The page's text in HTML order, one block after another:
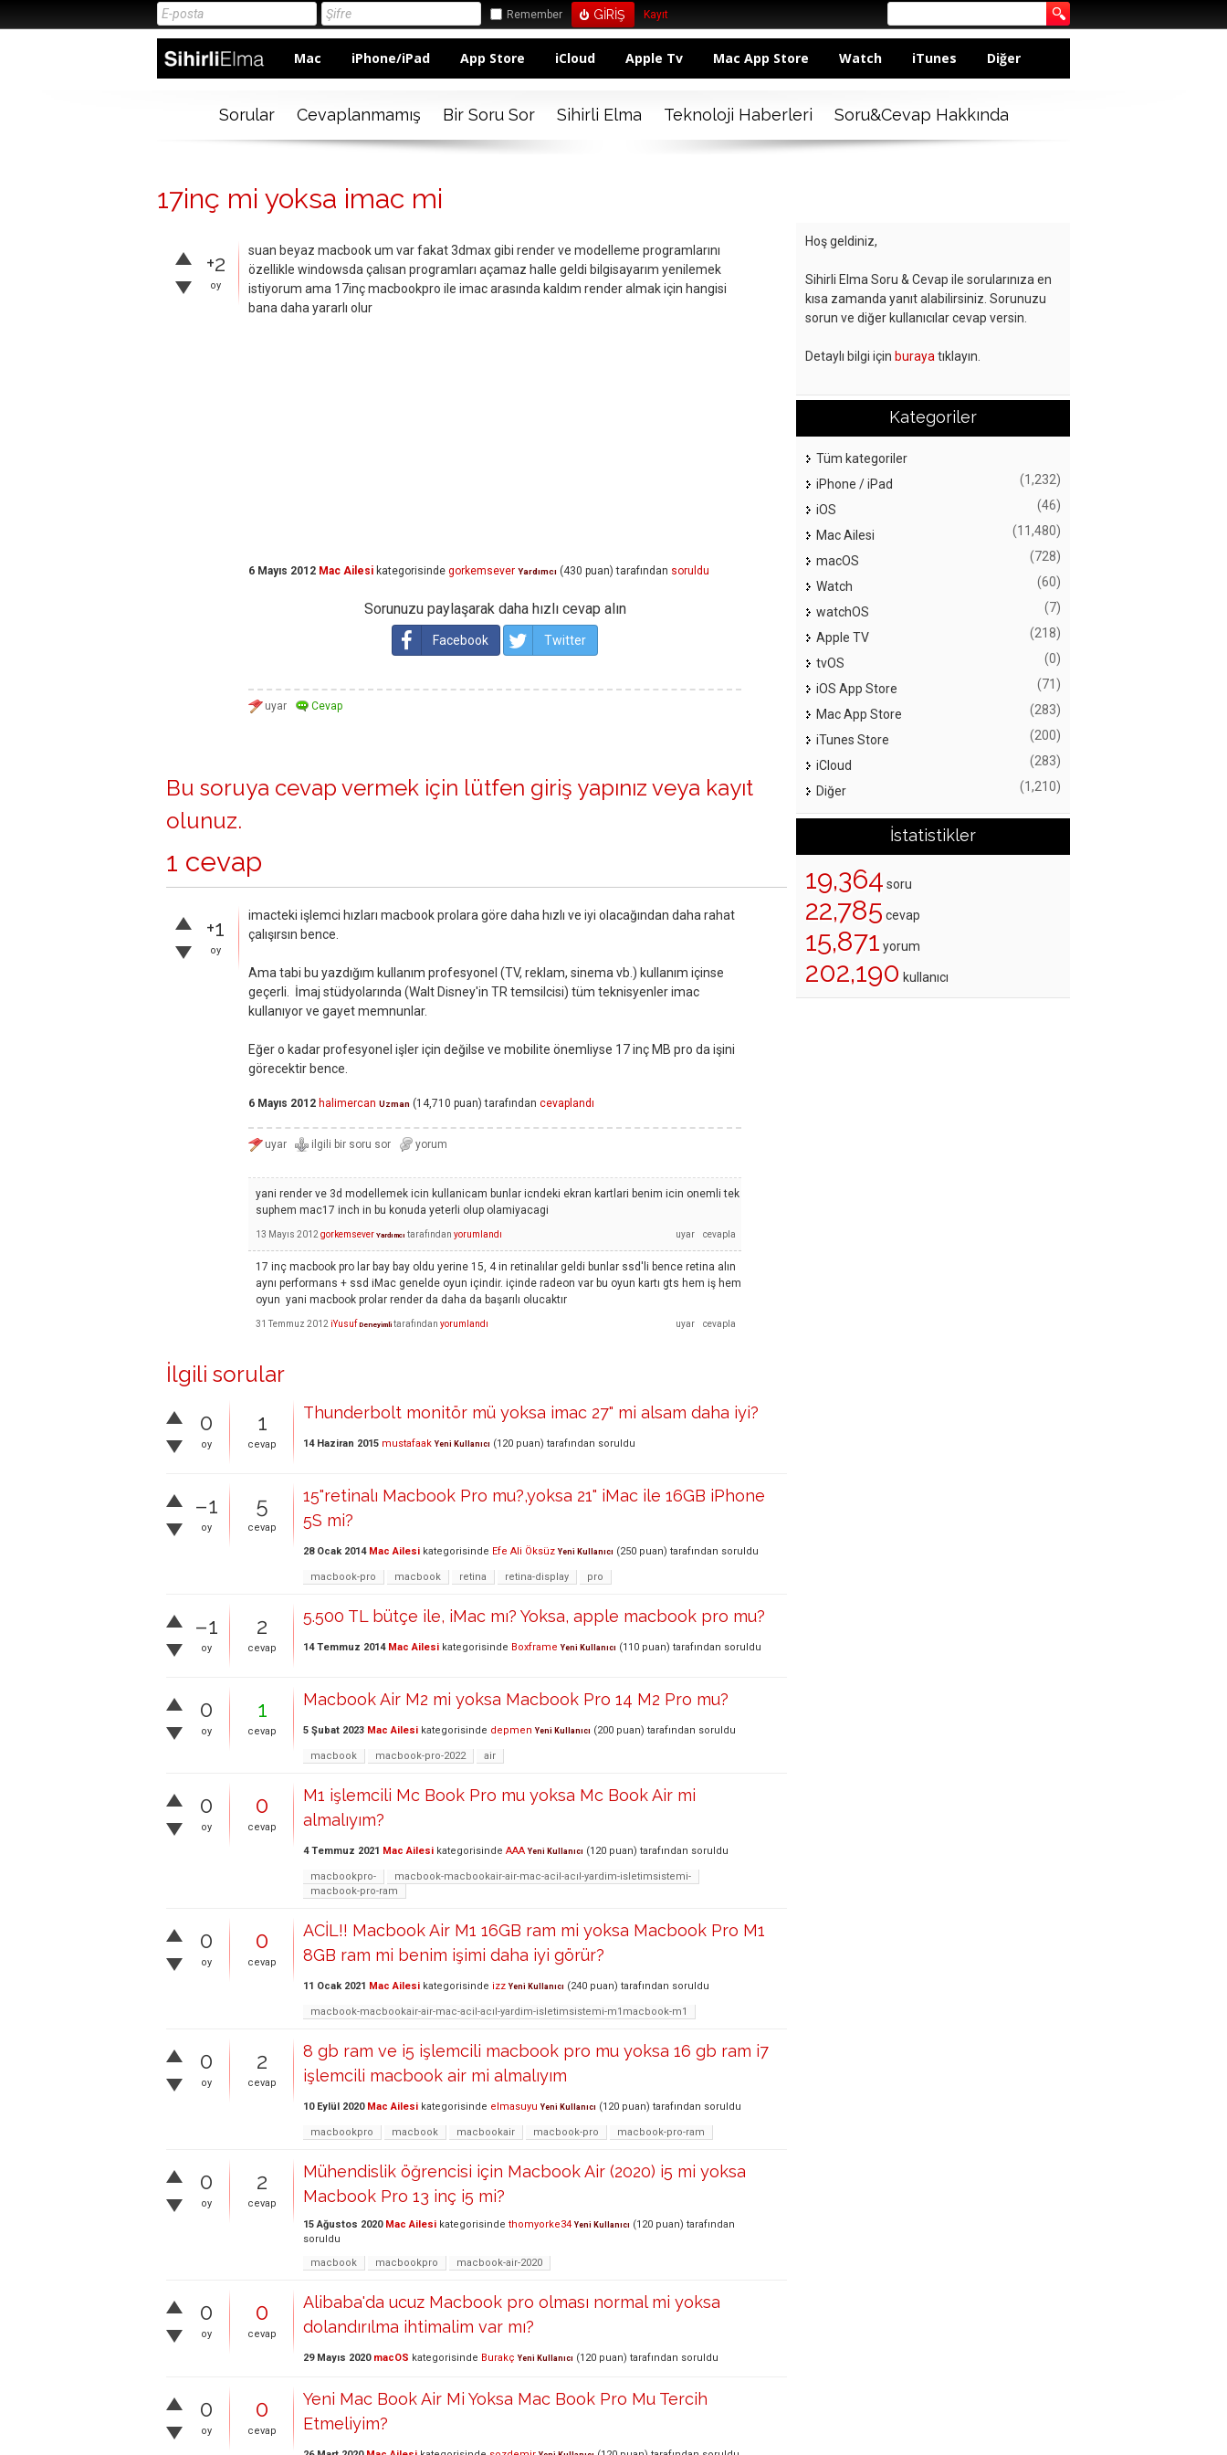
Remember Kayıt
Mac iPhone/iPad App Store iCloud Apple Tv Mac App Store Watch iTunes Diğer
Sorular Cevaplanmamış Bir Soru Sor Sihirli Elma Teknoloji Haberleri Soru&Cevap Hakkında
17inç mi yoksa imac mi
+2
oy
suan beyaz macbook um var fakat 3dmax gibi render ve modelleme programlarını
özellikle windowsda çalısan programları açamaz halle geldi bilgisayarım yenilemek
istiyorum ama 17inç macbookpro ile imac arasında kaldım render almak için hangisi
bana daha yararlı olur
6 Mayıs 2012 Mac Ailesi kategorisinde gorkemsever Yardımcı (430 puan) tarafından soruldu
Sorunuzu paylaşarak daha hızlı cevap alın
Facebook Twitter
Bu soruya cevap vermek için lütfen giriş yapınız veya kayıt
olunuz.
1 cevap
+1
oy
imacteki işlemci hızları macbook prolara göre daha hızlı ve iyi olacağından daha rahat
çalışırsın bence.
Ama tabi bu yazdığım kullanım profesyonel (TV, reklam, sinema vb.) kullanım içinse
geçerli. İmaj stüdyolarında (Walt Disney'in TR temsilcisi) tüm teknisyenler imac
kullanıyor ve gayet memnunlar.
Eğer o kadar profesyonel işler için değilse ve mobilite önemliyse 17 inç MB pro da işini
görecektir bence.
6 Mayıs 2012 halimercan Uzman (14,710 puan) tarafından cevaplandı
yani render ve 3d modellemek icin kullanicam bunlar icndeki ekran kartlari benim icin onemli tek
suphem mac17 inch in bu konuda yeterli olup olamiyacagi
13 Mayıs 2012 gorkemsever Yardımcı tarafından yorumlandı
17 inç macbook pro lar bay bay oldu yerine 15, 4 in retinalılar geldi bunlar ssd'li bence retina alın
aynı performans + ssd iMac genelde oyun içindir. içinde radeon var bu oyun kartı gts hem iş hem
oyun yani macbook prolar render da daha da başarılı olucaktır
31 Temmuz 2012 iYusuf Deneyimli tarafından yorumlandı
İlgili sorular
0
oy
1
cevap
Thunderbolt monitör mü yoksa imac 27" mi alsam daha iyi?
14 Haziran 2015 mustafaak Yeni Kullanıcı (120 puan) tarafından soruldu
–1
oy
5
cevap
15"retinalı Macbook Pro mu?,yoksa 21" iMac ile 16GB iPhone
5S mi?
28 Ocak 2014 Mac Ailesi kategorisinde Efe Ali Öksüz Yeni Kullanıcı (250 puan) tarafından soruldu
macbook-pro macbook retina retina-display pro
–1
oy
2
cevap
5.500 TL bütçe ile, iMac mı? Yoksa, apple macbook pro mu?
14 Temmuz 2014 Mac Ailesi kategorisinde Boxframe Yeni Kullanıcı (110 puan) tarafından soruldu
0
oy
1
cevap
Macbook Air M2 mi yoksa Macbook Pro 14 M2 Pro mu?
5 Şubat 2023 Mac Ailesi kategorisinde depmen Yeni Kullanıcı (200 puan) tarafından soruldu
macbook macbook-pro-2022 air
0
oy
0
cevap
M1 işlemcili Mc Book Pro mu yoksa Mc Book Air mi
almalıyım?
4 Temmuz 2021 Mac Ailesi kategorisinde AAA Yeni Kullanıcı (120 puan) tarafından soruldu
macbookpro-
macbook-macbookair-air-mac-acil-acıl-yardim-isletimsistemi-
macbook-pro-ram
0
oy
0
cevap
ACİL!! Macbook Air M1 16GB ram mi yoksa Macbook Pro M1
8GB ram mi benim işimi daha iyi görür?
11 Ocak 2021 Mac Ailesi kategorisinde izz Yeni Kullanıcı (240 puan) tarafından soruldu
macbook-macbookair-air-mac-acil-acıl-yardim-isletimsistemi-m1macbook-m1
0
oy
2
cevap
8 gb ram ve i5 işlemcili macbook pro mu yoksa 16 gb ram i7
işlemcili macbook air mi almalıyım
10 Eylül 2020 Mac Ailesi kategorisinde elmasuyu Yeni Kullanıcı (120 puan) tarafından soruldu
macbookpro macbook macbookair macbook-pro macbook-pro-ram
0
oy
2
cevap
Mühendislik öğrencisi için Macbook Air (2020) i5 mi yoksa
Macbook Pro 13 inç i5 mi?
15 Ağustos 2020 Mac Ailesi kategorisinde thomyorke34 Yeni Kullanıcı (120 puan) tarafından
soruldu
macbook
macbookpro macbook-air-2020
0
oy
0
cevap
Alibaba'da ucuz Macbook pro olması normal mi yoksa
dolandırılma ihtimalim var mı?
29 Mayıs 2020 macOS kategorisinde Burakç Yeni Kullanıcı (120 puan) tarafından soruldu
0
oy
0
cevap
Yeni Mac Book Air Mi Yoksa Mac Book Pro Mu Tercih
Etmeliyim?
Hoş geldiniz,
Sihirli Elma Soru & Cevap ile sorularınıza en
kısa zamanda yanıt alabilirsiniz. Sorunuzu
sorun ve diğer kullanıcılar cevap versin.
Detaylı bilgi için buraya tıklayın.
Kategoriler
Tüm kategoriler
iPhone / iPad
(1,232)
iOS (46)
Mac Ailesi (11,480)
macOS (728)
Watch (60)
watchOS (7)
Apple TV (218)
tvOS (0)
iOS App Store (71)
Mac App Store (283)
iTunes Store (200)
iCloud (283)
Diğer (1,210)
İstatistikler
19,364 soru
22,785 cevap
15,871 yorum
202,190 kullanıcı